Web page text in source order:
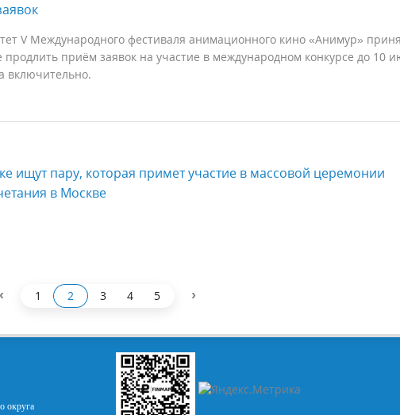
V Международного фестиваля анимационного кино «Анимур»
приём заявок на участие в международном конкурсе до 10
включительно.
ищут пару, которая примет участие в массовой церемонии
в Москве
‹ 1 2 3 4 5 ›
округа